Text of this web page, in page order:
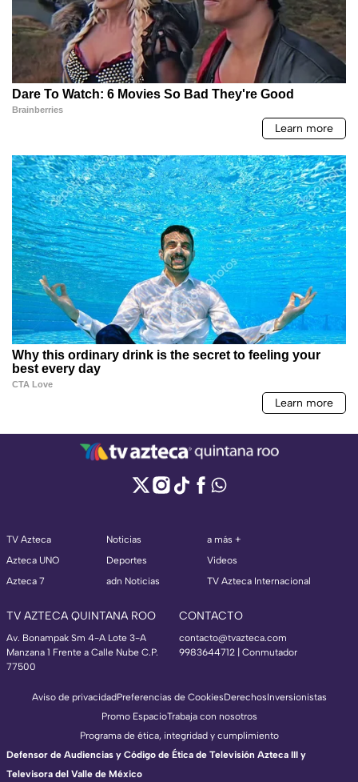
TV Azteca
Azteca UNO
Azteca 7
Noticias
Deportes
adn Noticias
a más +
Videos
TV Azteca Internacional
TV AZTECA QUINTANA ROO
Av. Bonampak Sm 4-A Lote 3-A
Manzana 1 Frente a Calle Nube C.P.
77500
CONTACTO
contacto@tvazteca.com
9983644712 | Conmutador
Aviso de privacidadPreferencias de CookiesDerechosInversionistas
Promo EspacioTrabaja con nosotros
Programa de ética, integridad y cumplimiento
Defensor de Audiencias y Código de Ética de Televisión Azteca III y
Televisora del Valle de México